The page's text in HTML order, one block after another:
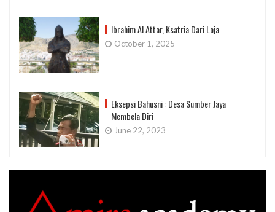
Ibrahim Al Attar, Ksatria Dari Loja
October 1, 2025
Eksepsi Bahusni : Desa Sumber Jaya
Membela Diri
June 22, 2023